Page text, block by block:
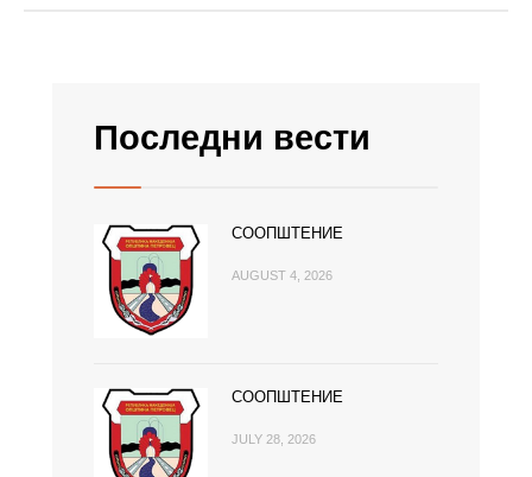
Последни вести
СООПШТЕНИЕ
AUGUST 4, 2026
СООПШТЕНИЕ
JULY 28, 2026